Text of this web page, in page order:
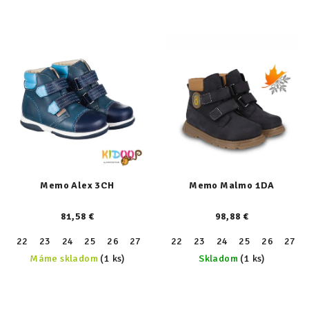
Memo Alex 3CH
81,58 €
22 23 24 25 26 27 29 30
31
Máme skladom (1 ks)
Memo Malmo 1DA
98,88 €
22 23 24 25 26 27
Skladom (1 ks)